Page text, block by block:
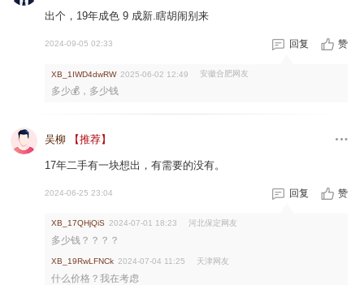
出个，19年成色 9 成新.瞎胡闹别来
2024-09-05 02:33 回复 赞
XB_1IWD4dwRW 2025-06-02 12:49 安徽合肥网友
多少💰，多少钱
吴柳 【推荐】
17年二手有一块想出，有需要的没有。
2024-06-25 23:04 回复 赞
XB_17QHjQiS 2024-07-01 18:23 河北保定网友
多少钱？？？？
XB_19RwLFNCk 2024-07-04 11:25 天津网友
什么价格？我在考虑